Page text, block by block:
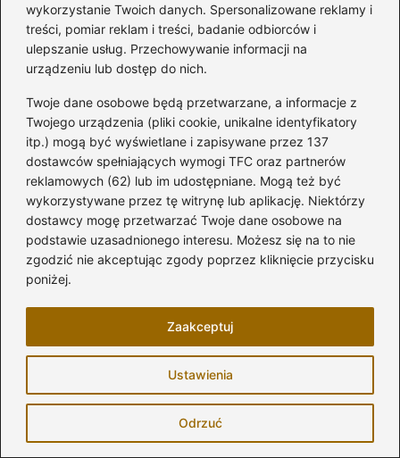
wykorzystanie Twoich danych. Spersonalizowane reklamy i
treści, pomiar reklam i treści, badanie odbiorców i
ulepszanie usług. Przechowywanie informacji na
urządzeniu lub dostęp do nich.
Twoje dane osobowe będą przetwarzane, a informacje z
Twojego urządzenia (pliki cookie, unikalne identyfikatory
itp.) mogą być wyświetlane i zapisywane przez 137
dostawców spełniających wymogi TFC oraz partnerów
reklamowych (62) lub im udostępniane. Mogą też być
wykorzystywane przez tę witrynę lub aplikację. Niektórzy
dostawcy mogę przetwarzać Twoje dane osobowe na
podstawie uzasadnionego interesu. Możesz się na to nie
zgodzić nie akceptując zgody poprzez kliknięcie przycisku
poniżej.
Ustawienia
Odrzuć
Zaakceptuj
Marysia Okulska
Jestem twórczynią bloga modelarskie.pl — przestrzeni dla
wszystkich, którzy kochają piękne wnętrza, praktyczne
rozwiązania, majsterkowanie i tworzenie czegoś własnymi
rękami. Od lat fascynuje mnie świat modelarstwa, mebli,
designu, tapet, elektroniki użytkowej oraz wszystkiego, co
sprawia, że dom staje się wygodny, funkcjonalny i... trochę
bardziej „nasz”.
Na blogu dzielę się poradami, inspiracjami oraz testami
produktów — od narzędzi i materiałów budowlanych po
akcesoria ogrodowe i rozwiązania DIY. Lubię tłumaczyć
skomplikowane prace wykończeniowe czy modelarskie
można oswoić krok po kroku.
Piszę dla tych, którzy urządzają, odnawiają, budują,
naprawiają albo po prostu kochają dłubać przy projektach
— małych i dużych. Wierzę, że dom jest miejscem, które